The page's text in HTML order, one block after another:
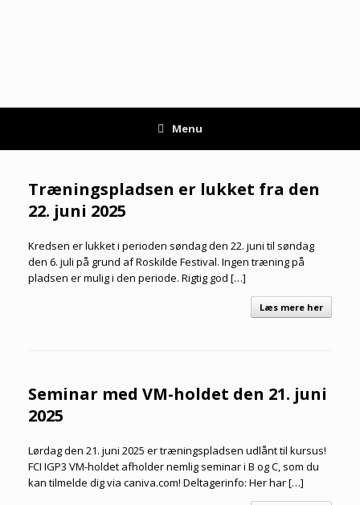
Menu
Træningspladsen er lukket fra den
22. juni 2025
Kredsen er lukket i perioden søndag den 22. juni til søndag
den 6. juli på grund af Roskilde Festival. Ingen træning på
pladsen er mulig i den periode. Rigtig god […]
Læs mere her
Seminar med VM-holdet den 21. juni
2025
Lørdag den 21. juni 2025 er træningspladsen udlånt til kursus!
FCI IGP3 VM-holdet afholder nemlig seminar i B og C, som du
kan tilmelde dig via caniva.com! Deltagerinfo: Her har […]